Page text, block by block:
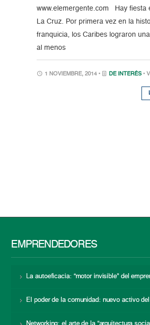
www.elemergente.com Hay fiesta
La Cruz. Por primera vez en la
franquicia, los Caribes lograron
al menos
1 NOVIEMBRE, 2014 • DE INTERÉS •
EMPRENDEDORES
La autoeficacia: “motor invisible” del
El poder de la comunidad: nuevo activo